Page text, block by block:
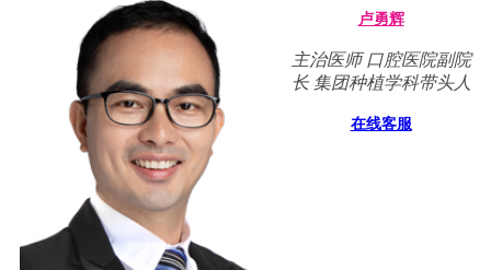
卢勇辉
主治医师 口腔医院副院
长 集团种植学科带头人
在线客服